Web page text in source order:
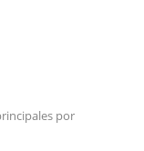
por